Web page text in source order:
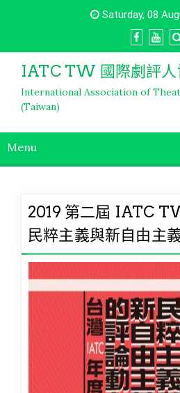
Saturday, 08
IATC TW 國際劇評人
International Association of
(Taiwan)
Menu
2019 第二屆 IATC
民粹主義與新自由主